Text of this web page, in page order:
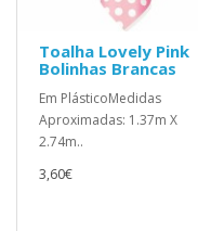
Toalha Lovely Pink
Bolinhas Brancas
Em PlásticoMedidas
Aproximadas: 1.37m X
2.74m..
3,60€